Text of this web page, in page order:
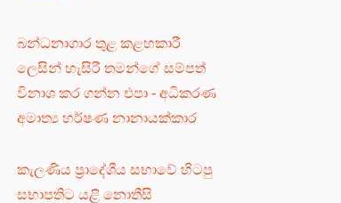
බන්ධනාගාර තුළ කළහකාරී
ලෙසින් හැසිරී තමන්ගේ සම්පත්
විනාශ කර ගන්න එපා - අධිකරණ
අමාත්‍ය හර්ෂණ නානායක්කාර
කැලණිය ප්‍රාදේශීය සභාවේ හිටපු
සභාපතිට යළි නොතීසි